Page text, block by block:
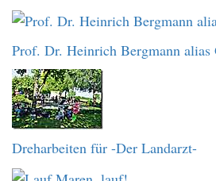
Prof. Dr. Heinrich Bergmann alias
Dreharbeiten für -Der Landarzt-